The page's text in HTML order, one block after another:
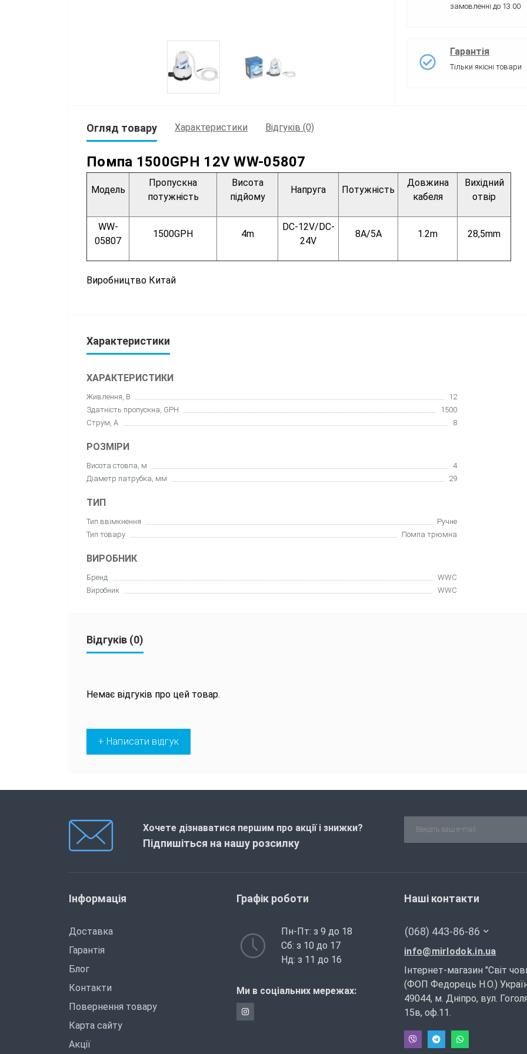
замовленні до 13:00
Гарантія
Тільки якісні товари
Огляд товару Характеристики Відгуків (0)
Помпа 1500GPH 12V WW-05807
Модель
Пропускна
потужність
Висота
підйому
Напруга Потужність
Довжина
кабеля
Вихідний
отвір
WW-
05807
1500GPH 4m
DC-12V/DC-
24V
8A/5A 1.2m 28,5mm
Виробництво Китай
Характеристики
ХАРАКТЕРИСТИКИ
Живлення, В
12
Здатність пропускна, GPH
1500
Струм, А
8
РОЗМІРИ
Висота стовпа, м
4
Діаметр патрубка, мм
29
ТИП
Тип ввімкнення
Ручне
Тип товару
Помпа трюмна
ВИРОБНИК
Бренд
WWC
Виробник
WWC
Відгуків (0)
Немає відгуків про цей товар.
+ Написати відгук
Хочете дізнаватися першим про акції і знижки?
Підпишіться на нашу розсилку
Інформація
Доставка
Гарантія
Блог
Контакти
Повернення товару
Карта сайту
Акції
Графік роботи
Пн-Пт: з 9 до 18
Сб: з 10 до 17
Нд: з 11 до 16
Ми в соціальних мережах:
Наші контакти
(068) 443-86-86
info@mirlodok.in.ua
Інтернет-магазин "Світ
(ФОП Федорець Н.О.)
49044, м. Дніпро, вул.
15в, оф.11.